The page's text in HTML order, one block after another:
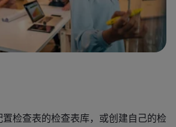
检查表的检查表库，或创建自己的检